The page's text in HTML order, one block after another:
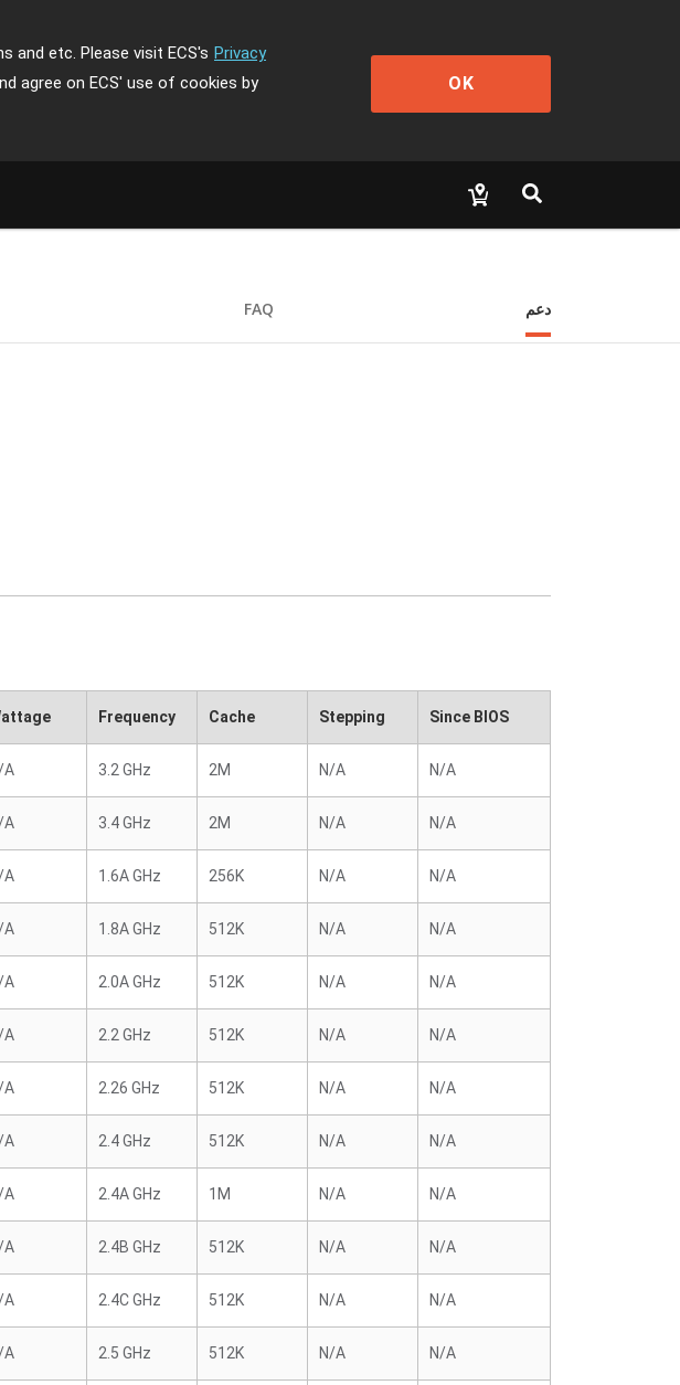
and etc. Please visit ECS's Privacy
agree on ECS' use of cookies by
OK
FAQ دعم
Frequency Cache Stepping Since BIOS
A 3.2 GHz 2M N/A N/A
A 3.4 GHz 2M N/A N/A
A 1.6A GHz 256K N/A N/A
A 1.8A GHz 512K N/A N/A
A 2.0A GHz 512K N/A N/A
A 2.2 GHz 512K N/A N/A
A 2.26 GHz 512K N/A N/A
A 2.4 GHz 512K N/A N/A
A 2.4A GHz 1M N/A N/A
A 2.4B GHz 512K N/A N/A
A 2.4C GHz 512K N/A N/A
A 2.5 GHz 512K N/A N/A